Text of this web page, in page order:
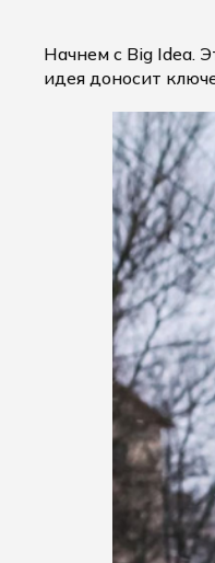
Начнем с Big Idea.
идея доносит